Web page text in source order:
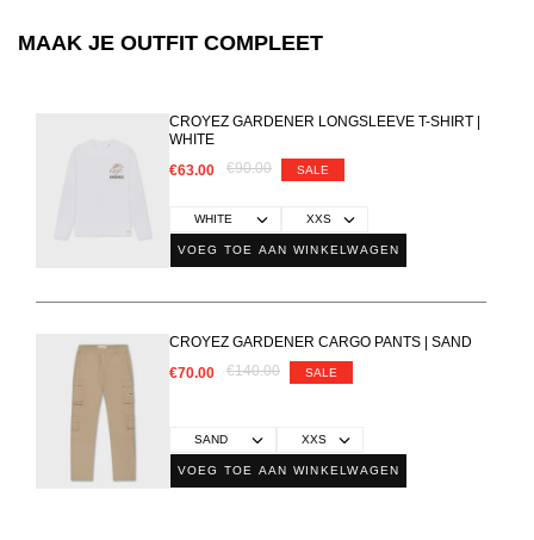
MAAK JE OUTFIT COMPLEET
CROYEZ GARDENER LONGSLEEVE T-SHIRT |
WHITE
€63.00
€90.00 SALE
VOEG TOE AAN WINKELWAGEN
CROYEZ GARDENER CARGO PANTS | SAND
€70.00
€140.00 SALE
VOEG TOE AAN WINKELWAGEN